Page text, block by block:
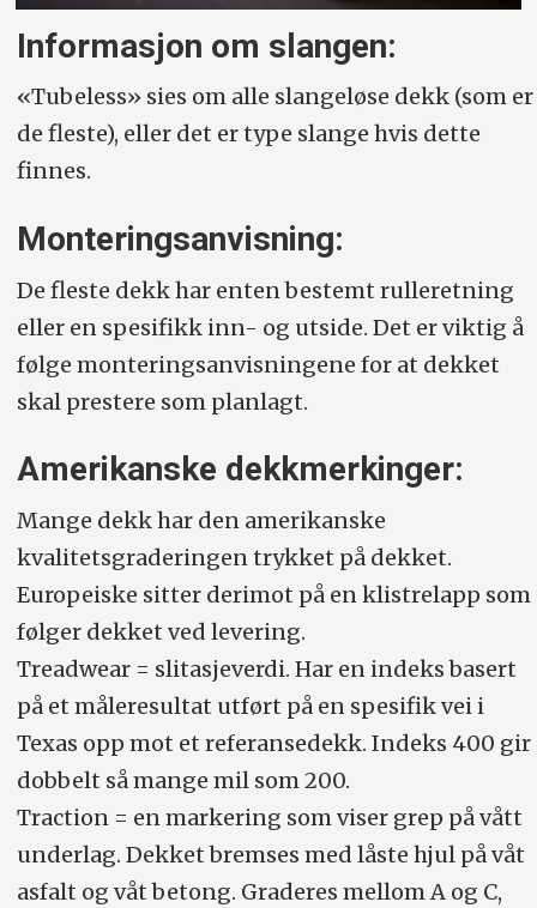
Informasjon om slangen:
«Tubeless» sies om alle slangeløse dekk (som er
de fleste), eller det er type slange hvis dette
finnes.
Monteringsanvisning:
De fleste dekk har enten bestemt rulleretning
eller en spesifikk inn- og utside. Det er viktig å
følge monteringsanvisningene for at dekket
skal prestere som planlagt.
Amerikanske dekkmerkinger:
Mange dekk har den amerikanske
kvalitetsgraderingen trykket på dekket.
Europeiske sitter derimot på en klistrelapp som
følger dekket ved levering.
Treadwear = slitasjeverdi. Har en indeks basert
på et måleresultat utført på en spesifik vei i
Texas opp mot et referansedekk. Indeks 400 gir
dobbelt så mange mil som 200.
Traction = en markering som viser grep på vått
underlag. Dekket bremses med låste hjul på våt
asfalt og våt betong. Graderes mellom A og C,